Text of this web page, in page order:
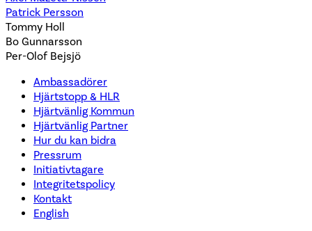
Patrick Persson
Tommy Holl
Bo Gunnarsson
Per-Olof Bejsjö
Ambassadörer
Hjärtstopp & HLR
Hjärtvänlig Kommun
Hjärtvänlig Partner
Hur du kan bidra
Pressrum
Initiativtagare
Integritetspolicy
Kontakt
English